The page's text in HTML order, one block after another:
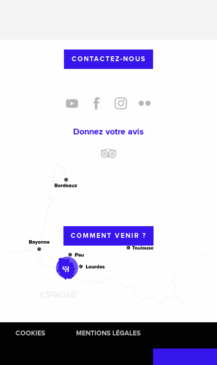
CONTACTEZ-NOUS
Donnez votre avis
COMMENT VENIR ?
COOKIES MENTIONS LÉGALES